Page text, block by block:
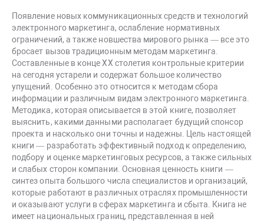
Появление новых коммуникационных средств и технологий
электронного маркетинга, ослабление нормативных
ограничений, а также новшества мирового рынка — все это
бросает вызов традиционным методам маркетинга.
Составленные в конце XX столетия контрольные критерии
на сегодня устарели и содержат большое количество
упущений. Особенно это относится к методам сбора
информации и различным видам электронного маркетинга.
Методика, которая описывается в этой книге, позволяет
выяснить, какими данными располагает будущий спонсор
проекта и насколько они точны и надежны. Цель настоящей
книги — разработать эффективный подход к определению,
подбору и оценке маркетинговых ресурсов, а также сильных
и слабых сторон компании. Основная ценность книги —
синтез опыта большого числа специалистов и организаций,
которые работают в различных отраслях промышленности
и оказывают услуги в сферах маркетинга и сбыта. Книга не
имеет национальных границ, представленная в ней